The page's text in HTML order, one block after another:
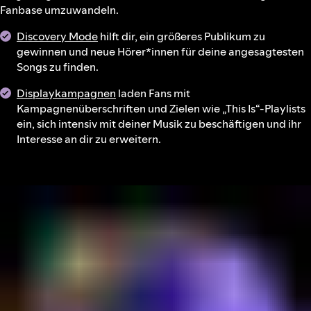
Fanbase umzuwandeln.
Discovery Modehilft dir, ein größeres Publikum zu
gewinnen und neue Hörer*innen für deine angesagtesten
Songs zu finden.
Displaykampagnen laden Fans mit
Kampagnenüberschriften und Zielen wie „This Is“-Playlists
ein, sich intensiv mit deiner Musik zu beschäftigen und ihr
Interesse an dir zu erweitern.